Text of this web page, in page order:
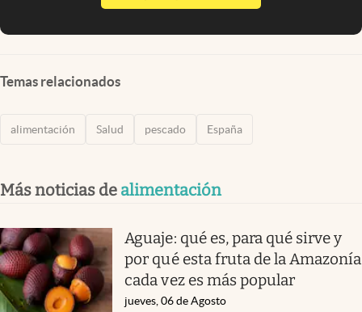
Temas relacionados
alimentación Salud pescado España
Más noticias de alimentación
Aguaje: qué es, para qué sirve y
por qué esta fruta de la Amazonía
cada vez es más popular
jueves, 06 de Agosto